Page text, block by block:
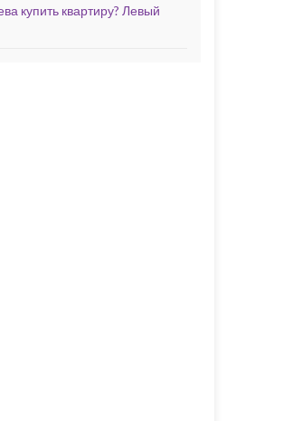
купить квартиру? Левый